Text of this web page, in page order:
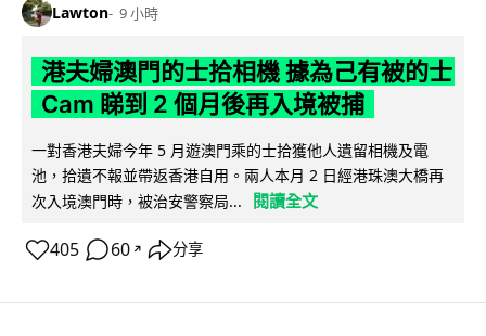
Lawton 9 小時
港夫婦澳門的士拾相機 據為己有被的士
Cam 睇到 2 個月後再入境被捕
一對香港夫婦今年 5 月遊澳門乘的士拾獲他人遺留相機及電
池，拾遺不報並帶返香港自用。兩人本月 2 日經港珠澳大橋再
次入境澳門時，被治安警察局...
閱讀全文
405 60 ↗ 分享